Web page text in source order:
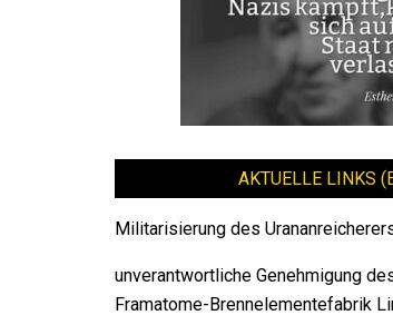
AKTUELLE LINKS
Militarisierung des
unverantwortliche Genehmigung
Framatome-Brennelementefabrik